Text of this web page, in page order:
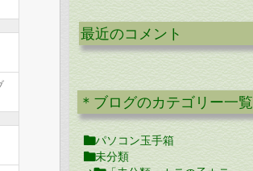
最近のコメント
＊ブログのカテゴリー一覧
パソコン玉手箱
未分類